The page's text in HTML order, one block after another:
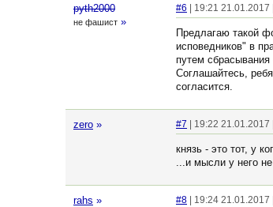
pyth2000
не фашист »
#6 | 19:21
Предлагаю такой
исповедников" в
путем
Соглашайтесь,
согласится.
zero » #7 | 19:22
князь - это тот, у
...и мысли у него
rahs » #8 | 19:24 21.01.2017